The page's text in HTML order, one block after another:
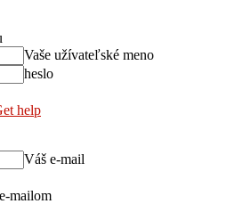
Vaše užívateľské meno
heslo
help
Váš e-mail
mailom